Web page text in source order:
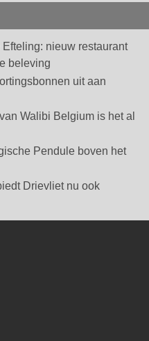
nieuw restaurant
beleving
uit aan
Walibi Belgium is het al
Pendule boven het
Drievliet nu ook